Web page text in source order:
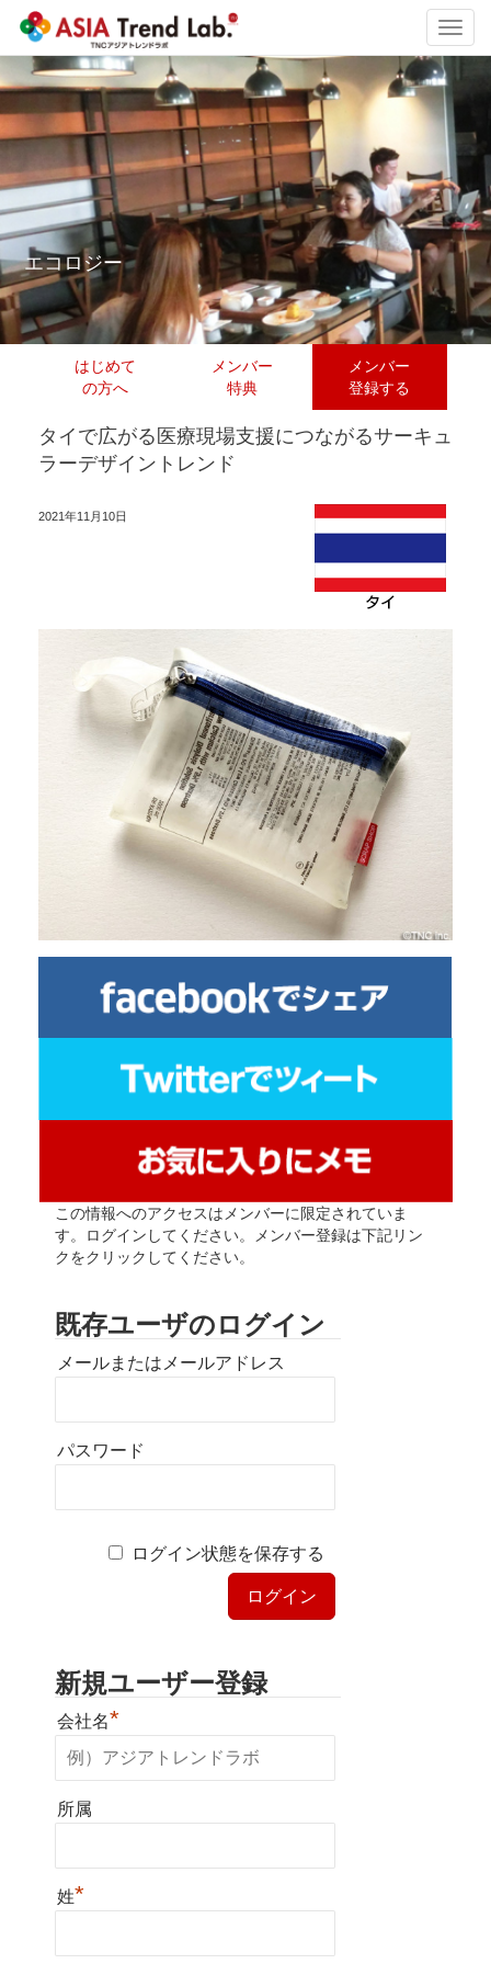
エコロジー
はじめて
の方へ
メンバー
特典
メンバー
登録する
タイで広がる医療現場支援につながるサーキュ
ラーデザイントレンド
2021年11月10日
この情報へのアクセスはメンバーに限定されていま
す。ログインしてください。メンバー登録は下記リン
クをクリックしてください。
既存ユーザのログイン
メールまたはメールアドレス
パスワード
ログイン状態を保存する
新規ユーザー登録
会社名*
所属
姓*